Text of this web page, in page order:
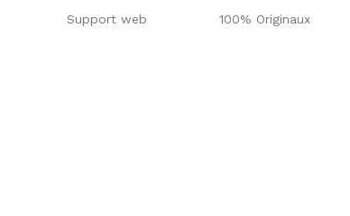
Support web 100% Originaux